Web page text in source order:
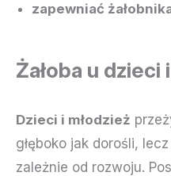
zapewniać
Żałoba u dzieci
Dzieci i młodzież
głęboko jak dorośli,
zależnie od rozwoju.